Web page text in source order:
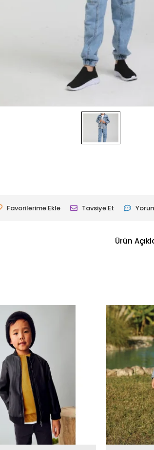
Favorilerime Ekle Tavsiye Et
Ürün